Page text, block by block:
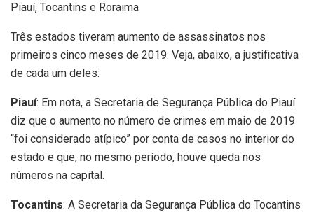
Piauí, Tocantins e Roraima
Três estados tiveram aumento de assassinatos nos
primeiros cinco meses de 2019. Veja, abaixo, a justificativa
de cada um deles:
Piauí: Em nota, a Secretaria de Segurança Pública do Piauí
diz que o aumento no número de crimes em maio de 2019
“foi considerado atípico” por conta de casos no interior do
estado e que, no mesmo período, houve queda nos
números na capital.
Tocantins: A Secretaria da Segurança Pública do Tocantins